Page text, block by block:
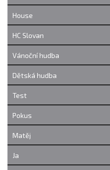
House
HC Slovan
Vánoční hudba
Dětská hudba
Test
Pokus
Matěj
Ja